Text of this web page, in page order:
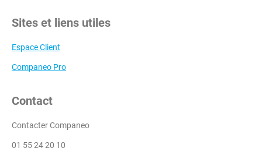
Sites et liens utiles
Espace Client
Companeo Pro
Contact
Contacter Companeo
01 55 24 20 10